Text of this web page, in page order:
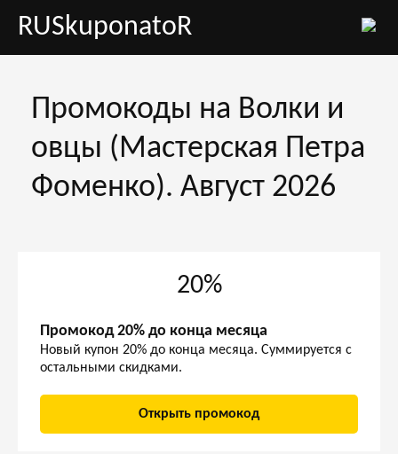
RUSkuponatoR
Промокоды на Волки и
овцы (Мастерская Петра
Фоменко). Август 2026
20%
Промокод 20% до конца месяца
Новый купон 20% до конца месяца. Суммируется с
остальными скидками.
Открыть промокод